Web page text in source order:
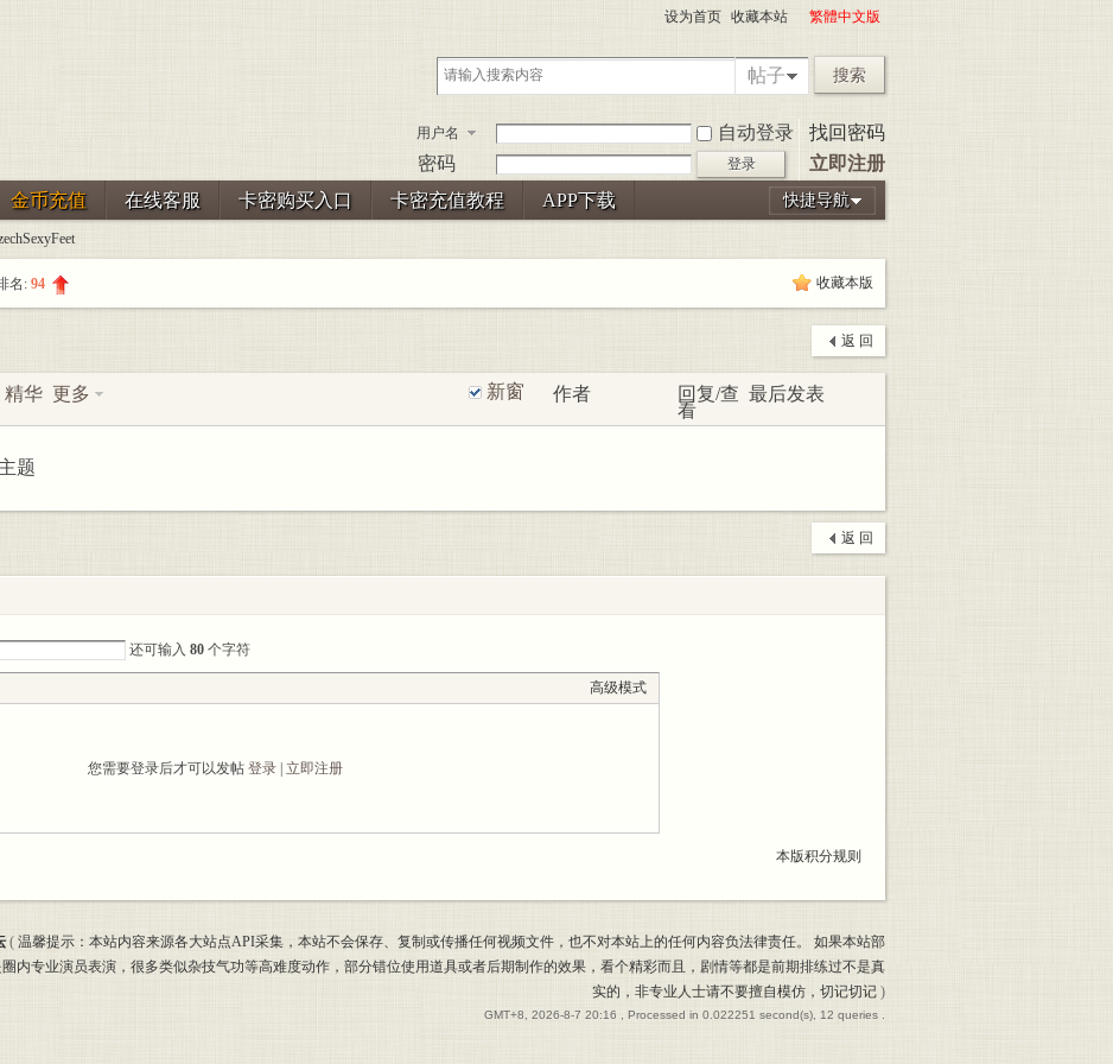
设为首页 收藏本站 繁體中文版
帖子 搜索
用户名 自动登录
找回密码
密码
登录 立即注册
快捷导航
金币充值 在线客服 卡密购买入口 卡密充值教程 APP下载
收藏本版
名: 94
返 回
新窗
精华 更多 作者
回复/查
看
最后发表
题
返 回
还可输入 80 个字符
高级模式
您需要登录后才可以发帖 登录| 立即注册
本版积分规则
( 温馨提示：本站内容来源各大站点API采集，本站不会保存、复制或传播任何视频文件，也不对本站上的任何内容负法律责任。 如果本站部
内专业演员表演，很多类似杂技气功等高难度动作，部分错位使用道具或者后期制作的效果，看个精彩而且，剧情等都是前期排练过不是真
实的，非专业人士请不要擅自模仿，切记切记 )
GMT+8, 2026-8-7 20:16 , Processed in 0.022251 second(s), 12 queries .